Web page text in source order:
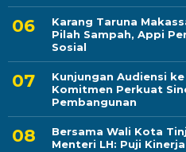
Karang Taruna
Pilah Sampah, Appi
Sosial
Kunjungan Audiensi
Komitmen Perkuat
Pembangunan
Bersama Wali Kota
Menteri LH: Puji